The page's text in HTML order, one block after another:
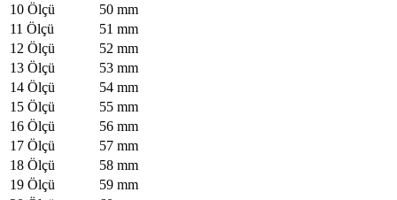
10 Ölçü
50 mm
11 Ölçü
51 mm
12 Ölçü
52 mm
13 Ölçü
53 mm
14 Ölçü
54 mm
15 Ölçü
55 mm
16 Ölçü
56 mm
17 Ölçü
57 mm
18 Ölçü
58 mm
19 Ölçü
59 mm